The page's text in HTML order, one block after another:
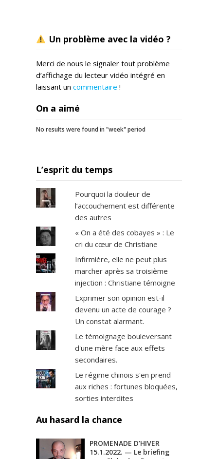
Un problème avec la vidéo ?
Merci de nous le signaler tout problème
d’affichage du lecteur vidéo intégré en
laissant un commentaire !
On a aimé
No results were found in "week" period
L’esprit du temps
Pourquoi la douleur de
l’accouchement est différente
des autres
« On a été des cobayes » : Le
cri du cœur de Christiane
Infirmière, elle ne peut plus
marcher après sa troisième
injection : Christiane témoigne
Exprimer son opinion est-il
devenu un acte de courage ?
Un constat alarmant.
Le témoignage bouleversant
d'une mère face aux effets
secondaires.
Le régime chinois s'en prend
aux riches : fortunes bloquées,
sorties interdites
Au hasard la chance
PROMENADE D’HIVER
15.1.2022. — Le briefing